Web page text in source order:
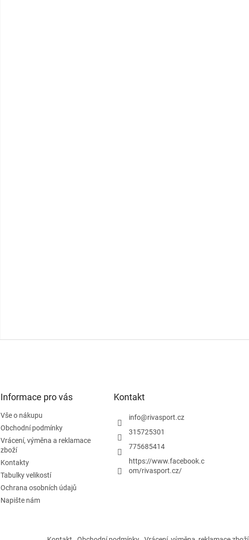
Informace pro vás
Vše o nákupu
Obchodní podmínky
Vrácení, výměna a reklamace
zboží
Kontakty
Tabulky velikostí
Ochrana osobních údajů
Napište nám
Kontakt
info@rivasport.cz
315725301
775685414
https://www.facebook.c
om/rivasport.cz/